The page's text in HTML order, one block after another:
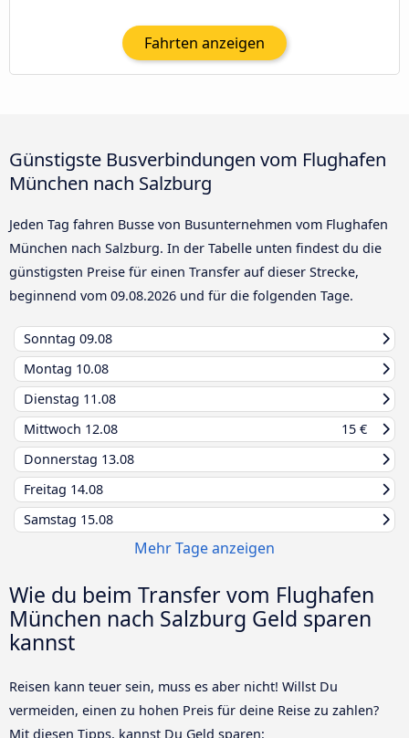
Fahrten anzeigen
Günstigste Busverbindungen vom Flughafen
München nach Salzburg
Jeden Tag fahren Busse von Busunternehmen vom Flughafen
München nach Salzburg. In der Tabelle unten findest du die
günstigsten Preise für einen Transfer auf dieser Strecke,
beginnend vom 09.08.2026 und für die folgenden Tage.
Sonntag 09.08
Montag 10.08
Dienstag 11.08
Mittwoch 12.08
15 €
Donnerstag 13.08
Freitag 14.08
Samstag 15.08
Mehr Tage anzeigen
Wie du beim Transfer vom Flughafen
München nach Salzburg Geld sparen
kannst
Reisen kann teuer sein, muss es aber nicht! Willst Du
vermeiden, einen zu hohen Preis für deine Reise zu zahlen?
Mit diesen Tipps, kannst Du Geld sparen: